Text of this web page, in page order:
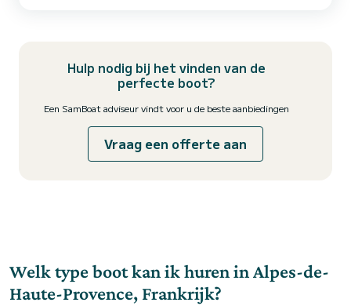
Hulp nodig bij het vinden van de
perfecte boot?
Een SamBoat adviseur vindt voor u de beste aanbiedingen
Vraag een offerte aan
Welk type boot kan ik huren in Alpes-de-
Haute-Provence, Frankrijk?